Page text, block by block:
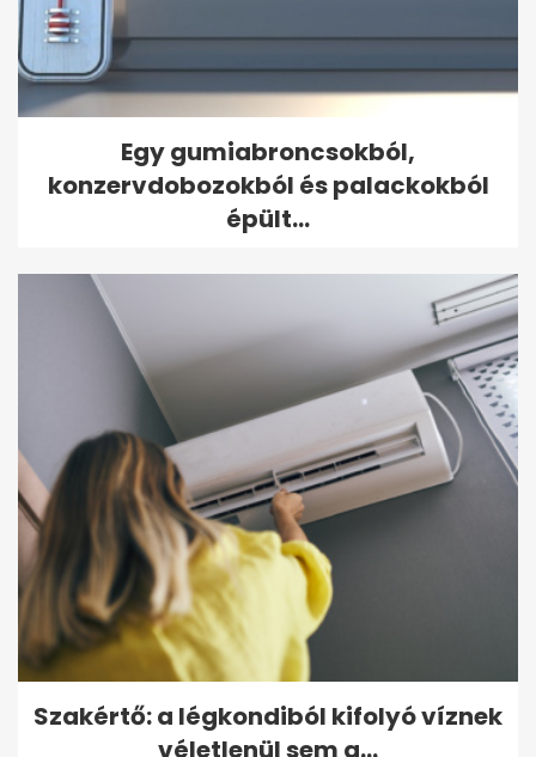
Egy gumiabroncsokból,
konzervdobozokból és palackokból
épült...
Szakértő: a légkondiból kifolyó víznek
véletlenül sem a...